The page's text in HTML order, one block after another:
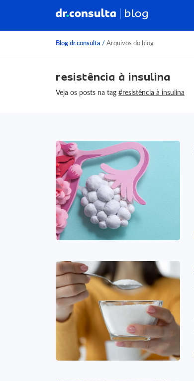
Blog dr.consulta / Arquivos do blog
resistência à insulina
Veja os posts na tag #resistência à insulina